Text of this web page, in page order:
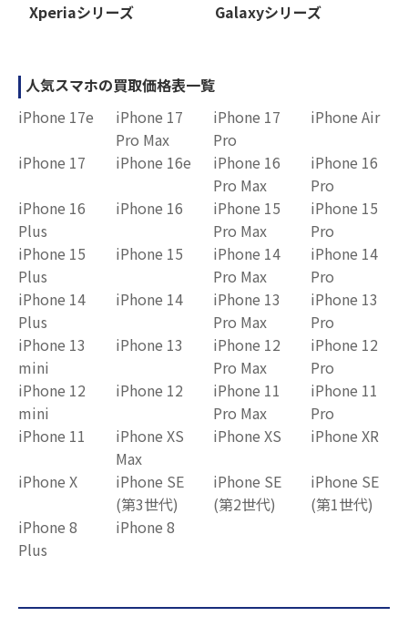
Xperiaシリーズ Galaxyシリーズ
人気スマホの買取価格表一覧
iPhone 17e
iPhone 17
Pro Max
iPhone 17
Pro
iPhone Air
iPhone 17 iPhone 16e
iPhone 16
Pro Max
iPhone 16
Pro
iPhone 16
Plus
iPhone 16
iPhone 15
Pro Max
iPhone 15
Pro
iPhone 15
Plus
iPhone 15
iPhone 14
Pro Max
iPhone 14
Pro
iPhone 14
Plus
iPhone 14
iPhone 13
Pro Max
iPhone 13
Pro
iPhone 13
mini
iPhone 13
iPhone 12
Pro Max
iPhone 12
Pro
iPhone 12
mini
iPhone 12
iPhone 11
Pro Max
iPhone 11
Pro
iPhone 11
iPhone XS
Max
iPhone XS iPhone XR
iPhone X
iPhone SE
(第3世代)
iPhone SE
(第2世代)
iPhone SE
(第1世代)
iPhone 8
Plus
iPhone 8